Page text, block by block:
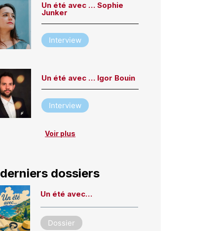
Un été avec … Sophie
Junker
Interview
Un été avec … Igor Bouin
Interview
Voir plus
dossiers
Un été avec…
Dossier